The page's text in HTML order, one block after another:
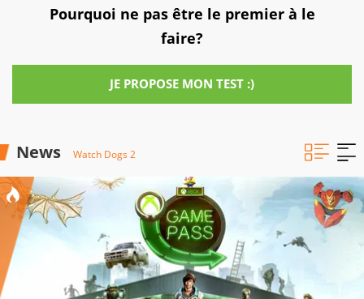
Pourquoi ne pas être le premier à le
faire?
JE PROPOSE MON TEST :)
News Watch Dogs 2